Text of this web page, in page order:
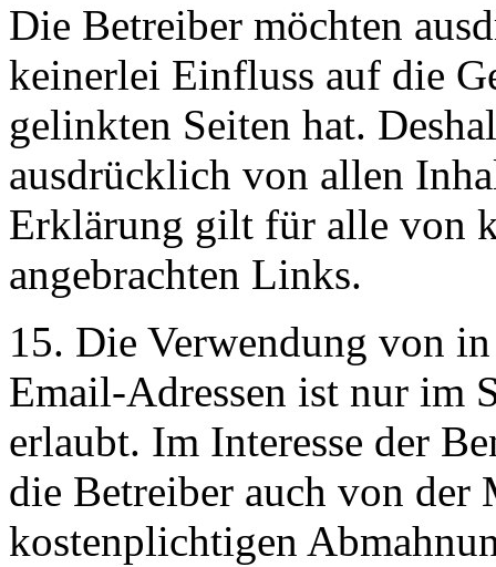
Die Betreiber möchten
keinerlei Einfluss auf die
gelinkten Seiten hat.
ausdrücklich von allen
Erklärung gilt für alle von
angebrachten Links.
15. Die Verwendung von
Email-Adressen ist nur im
erlaubt. Im Interesse der
die Betreiber auch von
kostenplichtigen